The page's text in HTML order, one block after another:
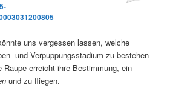
uns vergessen lassen, welche
und Verpuppungsstadium zu bestehen
Raupe erreicht ihre Bestimmung, ein
und zu fliegen.